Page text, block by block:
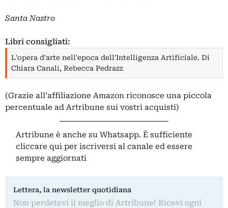
Santa Nastro
Libri consigliati:
L'opera d'arte nell'epoca dell'Intelligenza Artificiale. Di
Chiara Canali, Rebecca Pedrazz
(Grazie all’affiliazione Amazon riconosce una piccola
percentuale ad Artribune sui vostri acquisti)
Artribune è anche su Whatsapp. È sufficiente
cliccare qui per iscriversi al canale ed essere
sempre aggiornati
Lettera, la newsletter quotidiana
Non perdetevi il meglio di Artribune! Ricevi ogni